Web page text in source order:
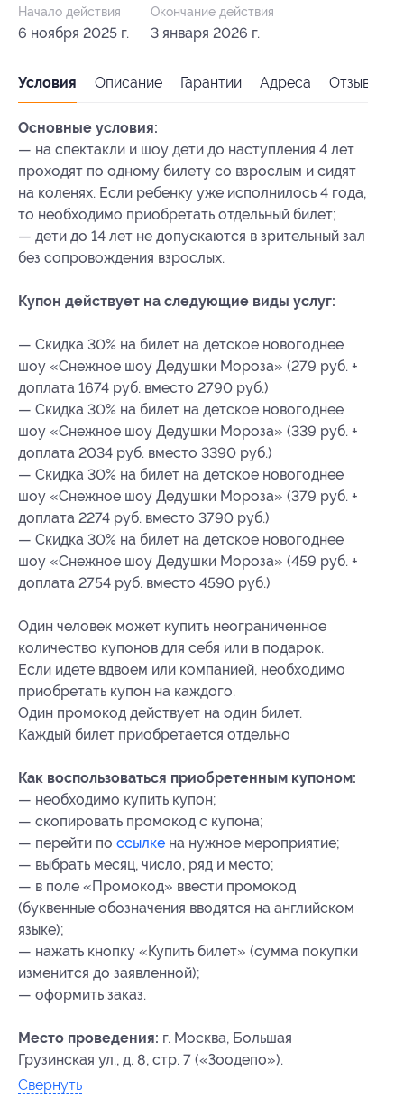
Начало действия
6 ноября 2025 г.
Окончание действия
3 января 2026 г.
Условия Описание Гарантии Адреса Отзывы
Основные условия:
— на спектакли и шоу дети до наступления 4 лет
проходят по одному билету со взрослым и сидят
на коленях. Если ребенку уже исполнилось 4 года,
то необходимо приобретать отдельный билет;
— дети до 14 лет не допускаются в зрительный зал
без сопровождения взрослых.
Купон действует на следующие виды услуг:
— Скидка 30% на билет на детское новогоднее
шоу «Снежное шоу Дедушки Мороза» (279 руб. +
доплата 1674 руб. вместо 2790 руб.)
— Скидка 30% на билет на детское новогоднее
шоу «Снежное шоу Дедушки Мороза» (339 руб. +
доплата 2034 руб. вместо 3390 руб.)
— Скидка 30% на билет на детское новогоднее
шоу «Снежное шоу Дедушки Мороза» (379 руб. +
доплата 2274 руб. вместо 3790 руб.)
— Скидка 30% на билет на детское новогоднее
шоу «Снежное шоу Дедушки Мороза» (459 руб. +
доплата 2754 руб. вместо 4590 руб.)
Один человек может купить неограниченное
количество купонов для себя или в подарок.
Если идете вдвоем или компанией, необходимо
приобретать купон на каждого.
Один промокод действует на один билет.
Каждый билет приобретается отдельно
Как воспользоваться приобретенным купоном:
— необходимо купить купон;
— скопировать промокод с купона;
— перейти по ссылке на нужное мероприятие;
— выбрать месяц, число, ряд и место;
— в поле «Промокод» ввести промокод
(буквенные обозначения вводятся на английском
языке);
— нажать кнопку «Купить билет» (сумма покупки
изменится до заявленной);
— оформить заказ.
Место проведения: г. Москва, Большая
Грузинская ул., д. 8, стр. 7 («Зоодепо»).
Свернуть